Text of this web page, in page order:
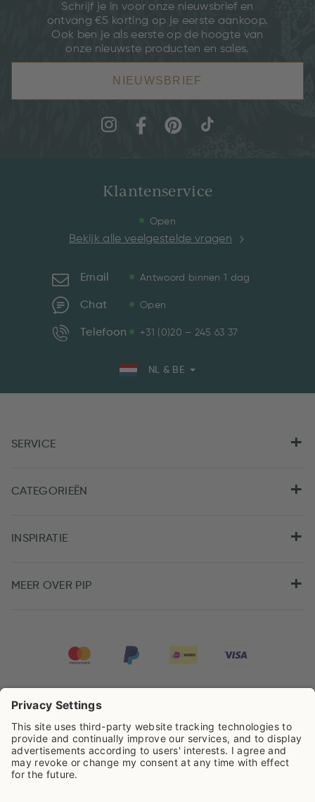
Schrijf je in voor onze nieuwsbrief en
ontvang €5 korting op je eerste aankoop.
Ook ben je als eerste op de hoogte van
onze nieuwste producten en sales.
NIEUWSBRIEF
Klantenservice
Open
Bekijk alle veelgestelde vragen
Email Antwoord binnen 1 dag
Chat Open
Telefoon +31 (0)20 – 245 63 37
NL & BE
SERVICE
CATEGORIEËN
INSPIRATIE
MEER OVER PIP